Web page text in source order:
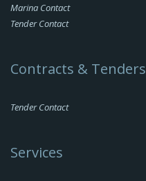
Marina Contact
Tender Contact
Contracts & Tenders
Tender Contact
Services